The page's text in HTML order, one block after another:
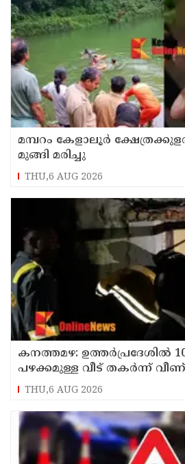
മമ്പറം കേളാലൂർ
മുങ്ങി മരിച്ചു
THU,6 AUG 2026
കനത്തമഴ: ഉത്തര്‍പ്രദേശില്‍
പഴക്കമുള്ള വീട് തകര്‍ന്ന്
ഉള്‍പ്പടെ 6 പേര്‍ക്ക് ദാരുണാന്ത്യം
THU,6 AUG 2026